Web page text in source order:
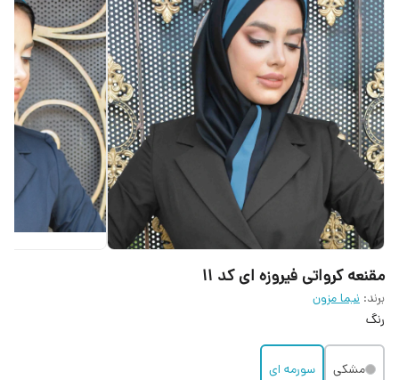
مقنعه کرواتی فیروزه ای کد ۱۱
برند: نیما مزون
رنگ
مشکی
سورمه ای